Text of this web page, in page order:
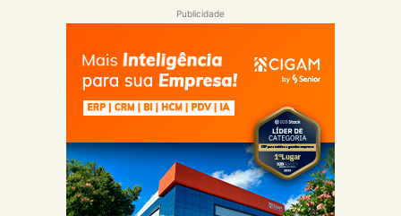
Publicidade